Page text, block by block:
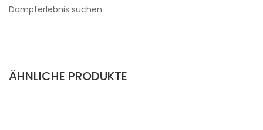
Dampferlebnis suchen.
ÄHNLICHE PRODUKTE